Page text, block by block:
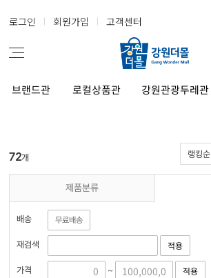
로그인 회원가입 고객센터
브랜드관 로컬상품관 강원관광두레관
제품분류
배송 무료배송
재검색 적용
가격 ~ 적용
72개 랭킹순